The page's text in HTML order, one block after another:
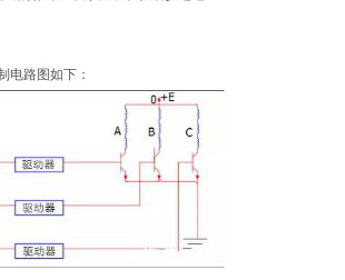
电路图如下：